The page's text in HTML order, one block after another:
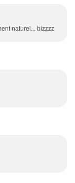
naturel... bizzzz